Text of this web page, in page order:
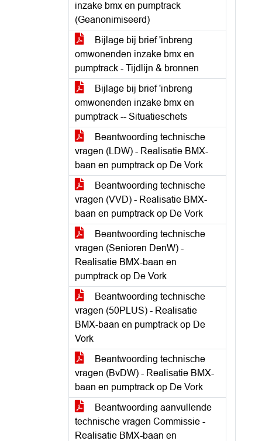
inzake bmx en pumptrack
(Geanonimiseerd)
Bijlage bij brief 'inbreng
omwonenden inzake bmx en
pumptrack - Tijdlijn & bronnen
Bijlage bij brief 'inbreng
omwonenden inzake bmx en
pumptrack -- Situatieschets
Beantwoording technische
vragen (LDW) - Realisatie BMX-
baan en pumptrack op De Vork
Beantwoording technische
vragen (VVD) - Realisatie BMX-
baan en pumptrack op De Vork
Beantwoording technische
vragen (Senioren DenW) -
Realisatie BMX-baan en
pumptrack op De Vork
Beantwoording technische
vragen (50PLUS) - Realisatie
BMX-baan en pumptrack op De
Vork
Beantwoording technische
vragen (BvDW) - Realisatie BMX-
baan en pumptrack op De Vork
Beantwoording aanvullende
technische vragen Commissie -
Realisatie BMX-baan en